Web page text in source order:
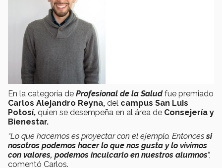
En la categoría de Profesional de la Salud fue premiado
Carlos Alejandro Reyna, del campus San Luis
Potosí, quien se desempeña en al área de Consejería y
Bienestar.
“Lo que hacemos es proyectar con el ejemplo. Entoncessi
nosotros podemos hacer lo que nos gusta y lo vivimos
con valores, podemos inculcarlo en nuestros alumnos”,
comentó Carlos.